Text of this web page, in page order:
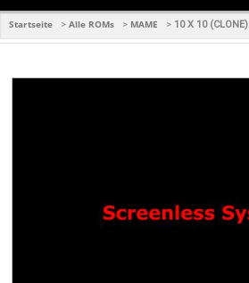
navigation
Startseite > Alle ROMs > MAME > 10 X 10 (CLONE)